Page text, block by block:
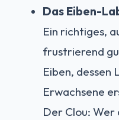
Das Eiben-
Ein richtiges,
frustrierend
Eiben, dessen
Erwachsene
Der Clou: